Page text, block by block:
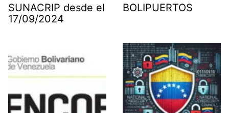
SUNACRIP desde el
17/09/2024
BOLIPUERTOS